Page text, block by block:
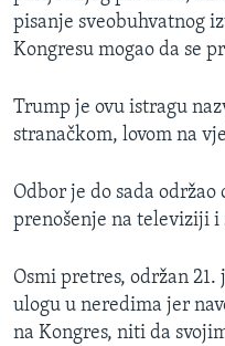
pisanje sveobuhvatnog
Kongresu mogao da se
Trump je ovu istragu
stranačkom, lovom na
Odbor je do sada održao
prenošenje na televiziji
Osmi pretres, održan
ulogu u neredima jer
na Kongres, niti da